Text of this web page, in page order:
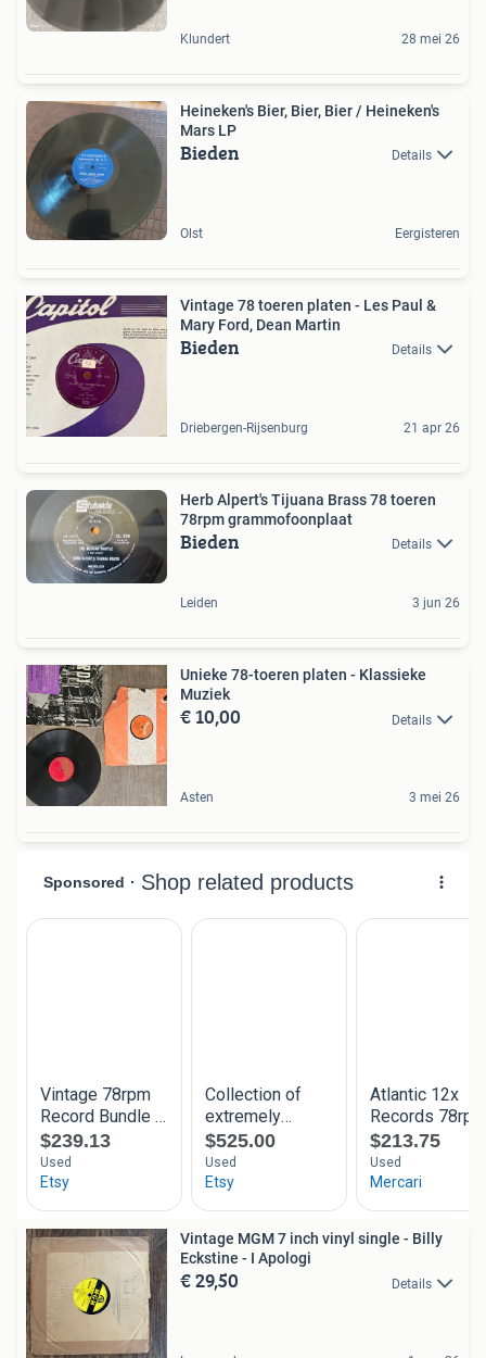
Klundert 28 mei 26
Heineken's Bier, Bier, Bier / Heineken's
Mars LP
Bieden Details
Olst Eergisteren
Vintage 78 toeren platen - Les Paul &
Mary Ford, Dean Martin
Bieden Details
Driebergen-Rijsenburg 21 apr 26
Herb Alpert's Tijuana Brass 78 toeren
78rpm grammofoonplaat
Bieden Details
Leiden 3 jun 26
Unieke 78-toeren platen - Klassieke
Muziek
€ 10,00 Details
Asten 3 mei 26
Vintage MGM 7 inch vinyl single - Billy
Eckstine - I Apologi
€ 29,50 Details